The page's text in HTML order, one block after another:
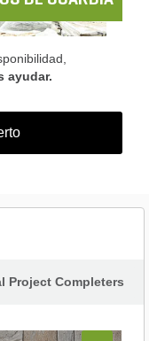
ayudar.
Project Completers